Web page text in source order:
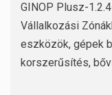
GINOP Plusz-
Vállalkozási
eszközök, gépek
korszerűsítés,